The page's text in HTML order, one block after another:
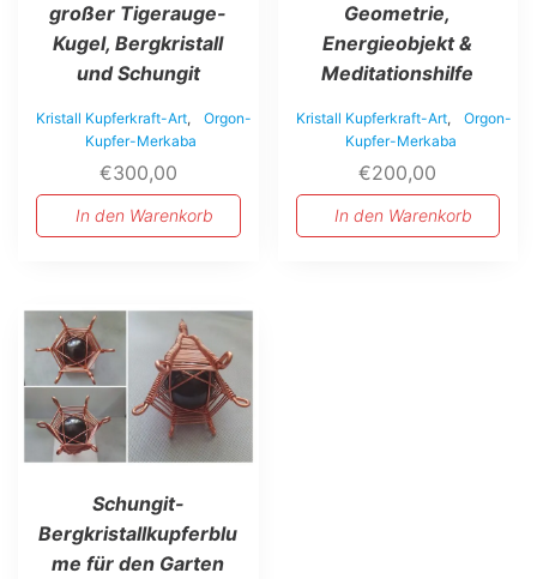
großer Tigerauge-
Kugel, Bergkristall
und Schungit
Kristall Kupferkraft-Art,
Orgon-
Kupfer-Merkaba
€300,00
In den Warenkorb
Geometrie,
Energieobjekt &
Meditationshilfe
Kristall Kupferkraft-Art,
Orgon-
Kupfer-Merkaba
€200,00
In den Warenkorb
Schungit-
Bergkristallkupferblu
me für den Garten